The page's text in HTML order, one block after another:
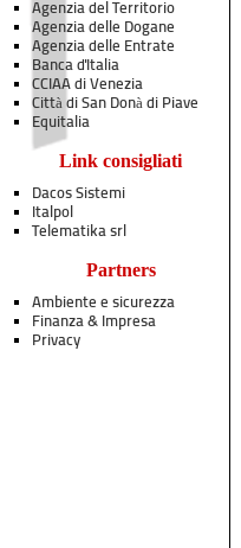
Agenzia del Territorio
Agenzia delle Dogane
Agenzia delle Entrate
Banca d'Italia
CCIAA di Venezia
Città di San Donà di Piave
Equitalia
Link consigliati
Dacos Sistemi
Italpol
Telematika srl
Partners
Ambiente e sicurezza
Finanza & Impresa
Privacy